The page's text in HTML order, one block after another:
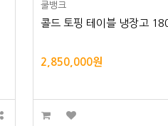
쿨뱅크
콜드 토핑 테이블 냉장고
2,850,000원